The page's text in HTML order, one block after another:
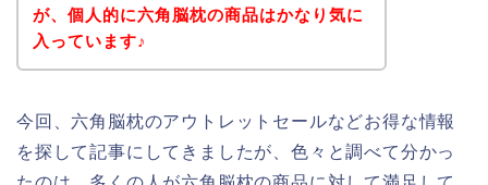
が、個人的に六角脳枕の商品はかなり気に
入っています♪
今回、六角脳枕のアウトレットセールなどお得な情報
を探して記事にしてきましたが、色々と調べて分かっ